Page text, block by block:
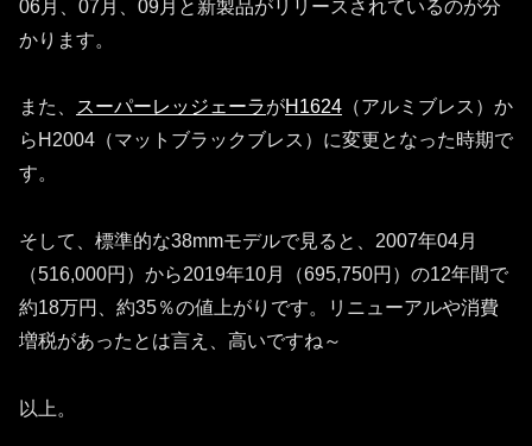
06月、07月、09月と新製品がリリースされているのが分
かります。
また、 スーパーレッジェーラがH1624 （アルミブレス）か
らH2004（マットブラックブレス）に変更となった時期で
す。
そして、標準的な38mmモデルで見ると、2007年04月
（516,000円）から2019年10月（695,750円）の12年間で
約18万円、約35％の値上がりです。リニューアルや消費
増税があったとは言え、高いですね～
以上。